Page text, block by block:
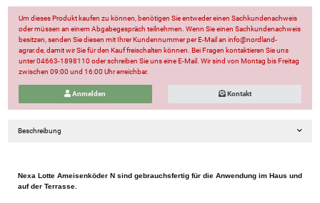
Um dieses Produkt kaufen zu können, benötigen Sie entweder einen Sachkundenachweis
oder müssen an einem Abgabegespräch teilnehmen. Wenn Sie einen Sachkundenachweis
besitzen, senden Sie diesen mit Ihrer Kundennummer per E-Mail an info@nordland-
agrar.de, damit wir Sie für den Kauf freischalten können. Bei Fragen kontaktieren Sie uns
unter 04663-1898110 oder schreiben Sie uns eine E-Mail. Wir sind von Montag bis Freitag
zwischen 09:00 und 16:00 Uhr erreichbar.
Anmelden Kontakt
Beschreibung
Nexa Lotte Ameisenköder N sind gebrauchsfertig für die Anwendung im Haus und
auf der Terrasse.